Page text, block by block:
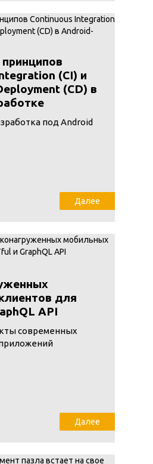
(CI) и
(CD) в
под Android
Далее
для
API
современных
Далее